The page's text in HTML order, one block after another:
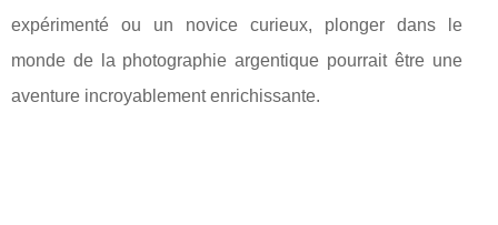
expérimenté ou un novice curieux, plonger dans le
monde de la photographie argentique pourrait être une
aventure incroyablement enrichissante.